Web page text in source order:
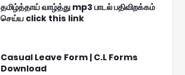
தமிழ்த்தாய் வாழ்த்து mp3 பாடல் பதிவிறக்கம்
செய்ய click this link
Casual Leave Form | C.L Forms
Download